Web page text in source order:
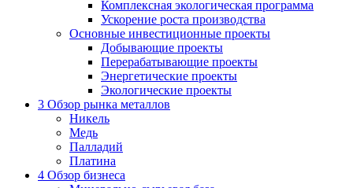
Комплексная экологическая программа
Ускорение роста производства
Основные инвестиционные проекты
Добывающие проекты
Перерабатывающие проекты
Энергетические проекты
Экологические проекты
3 Обзор рынка металлов
Никель
Медь
Палладий
Платина
4 Обзор бизнеса